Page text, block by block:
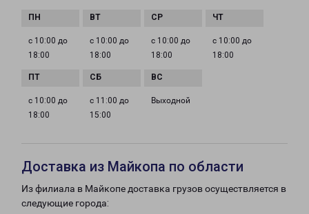
с 10:00 до
18:00
с 10:00 до
18:00
с 10:00 до
18:00
с 10:00 до
18:00
с 10:00 до
18:00
с 11:00 до
15:00
Выходной
Доставка из Майкопа по области
Из филиала в Майкопе доставка грузов осуществляется в
следующие города: